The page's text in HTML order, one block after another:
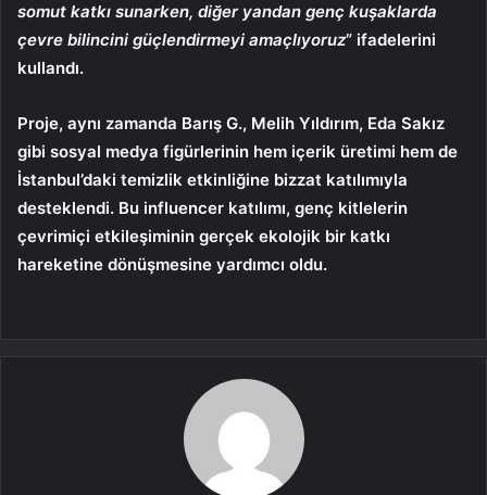
somut katkı sunarken, diğer yandan genç kuşaklarda
çevre bilincini güçlendirmeyi amaçlıyoruz” ifadelerini
kullandı.
Proje, aynı zamanda Barış G., Melih Yıldırım, Eda Sakız
gibi sosyal medya figürlerinin hem içerik üretimi hem de
İstanbul’daki temizlik etkinliğine bizzat katılımıyla
desteklendi. Bu influencer katılımı, genç kitlelerin
çevrimiçi etkileşiminin gerçek ekolojik bir katkı
hareketine dönüşmesine yardımcı oldu.